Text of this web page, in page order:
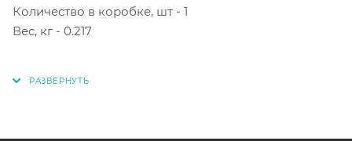
Количество в коробке, шт - 1
Вес, кг - 0.217